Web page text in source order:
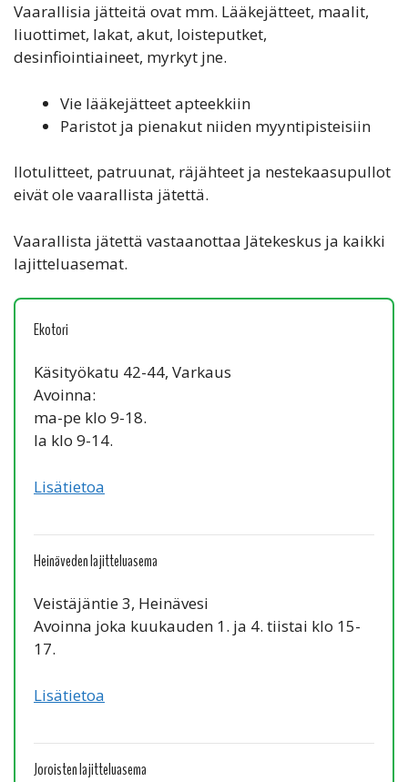
Vaarallisia jätteitä ovat mm. Lääkejätteet, maalit,
liuottimet, lakat, akut, loisteputket,
desinfiointiaineet, myrkyt jne.
Vie lääkejätteet apteekkiin
Paristot ja pienakut niiden myyntipisteisiin
Ilotulitteet, patruunat, räjähteet ja nestekaasupullot
eivät ole vaarallista jätettä.
Vaarallista jätettä vastaanottaa Jätekeskus ja kaikki
lajitteluasemat.
Ekotori
Käsityökatu 42-44, Varkaus
Avoinna:
ma-pe klo 9-18.
la klo 9-14.
Lisätietoa
Heinäveden lajitteluasema
Veistäjäntie 3, Heinävesi
Avoinna joka kuukauden 1. ja 4. tiistai klo 15-
17.
Lisätietoa
Joroisten lajitteluasema